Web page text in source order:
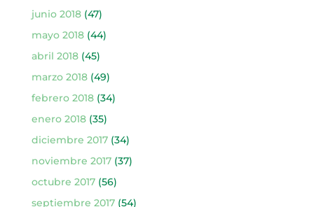
junio 2018(47)
mayo 2018(44)
abril 2018(45)
marzo 2018(49)
febrero 2018(34)
enero 2018(35)
diciembre 2017(34)
noviembre 2017(37)
octubre 2017(56)
septiembre 2017(54)